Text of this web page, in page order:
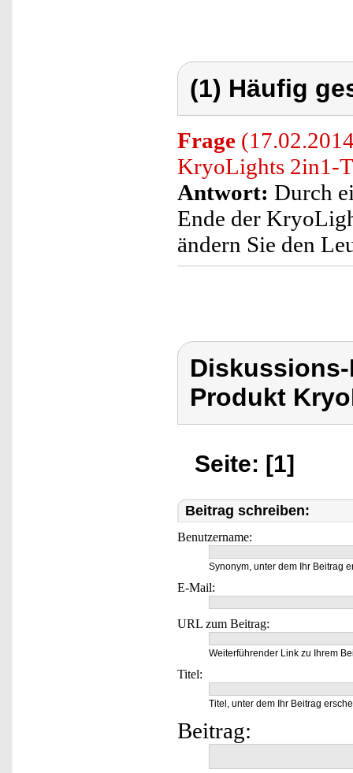
(1) Häufig
Frage
KryoLights 2in1-
Antwort: Durch
Ende der
ändern Sie den
Produkt
Seite: [1]
Beitrag schreiben:
Benutzername:
Synonym, unter dem Ihr Beitrag
E-Mail:
URL zum Beitrag:
Weiterführender Link zu Ihrem
Titel:
Titel, unter dem Ihr Beitrag
Beitrag: